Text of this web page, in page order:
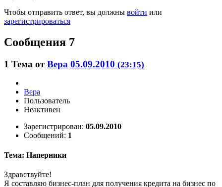
Чтобы отправить ответ, вы должны войти или
зарегистрироваться
Сообщения 7
1 Тема отВера 05.09.2010 (23:15)
Вера
Пользователь
Неактивен
Зарегистрирован: 05.09.2010
Сообщений: 1
Тема: Наперники
Здравствуйте!
Я составляю бизнес-план для получения кредита на бизнес по